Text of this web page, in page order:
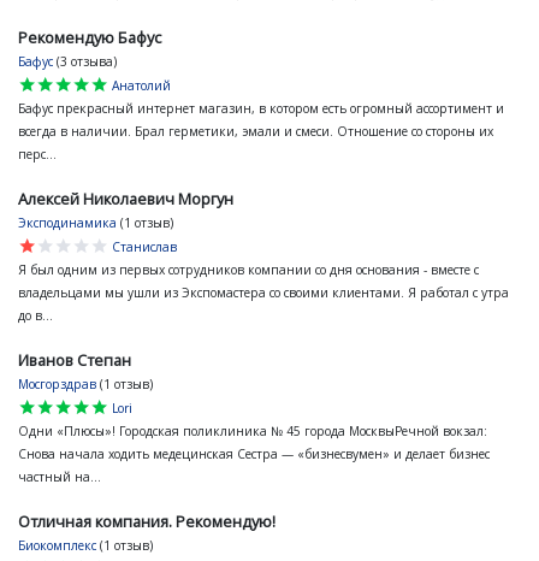
Рекомендую Бафус
Бафус (3 отзыва)
star
star
star
star
star
Анатолий
Бафус прекрасный интернет магазин, в котором есть огромный ассортимент и
всегда в наличии. Брал герметики, эмали и смеси. Отношение со стороны их
перс...
Алексей Николаевич Моргун
Эксподинамика (1 отзыв)
star
star
star
star
star
Станислав
Я был одним из первых сотрудников компании со дня основания - вместе с
владельцами мы ушли из Экспомастера со своими клиентами. Я работал с утра
до в...
Иванов Степан
Мосгорздрав (1 отзыв)
star
star
star
star
star
Lori
Одни «Плюсы»! Городская поликлиника № 45 города МосквыРечной вокзал:
Снова начала ходить медецинская Сестра — «бизнесвумен» и делает бизнес
частный на...
Отличная компания. Рекомендую!
Биокомплекс (1 отзыв)